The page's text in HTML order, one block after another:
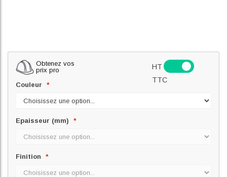
Obtenez vos
prix pro
HT
TTC
Couleur
Epaisseur (mm)
Finition